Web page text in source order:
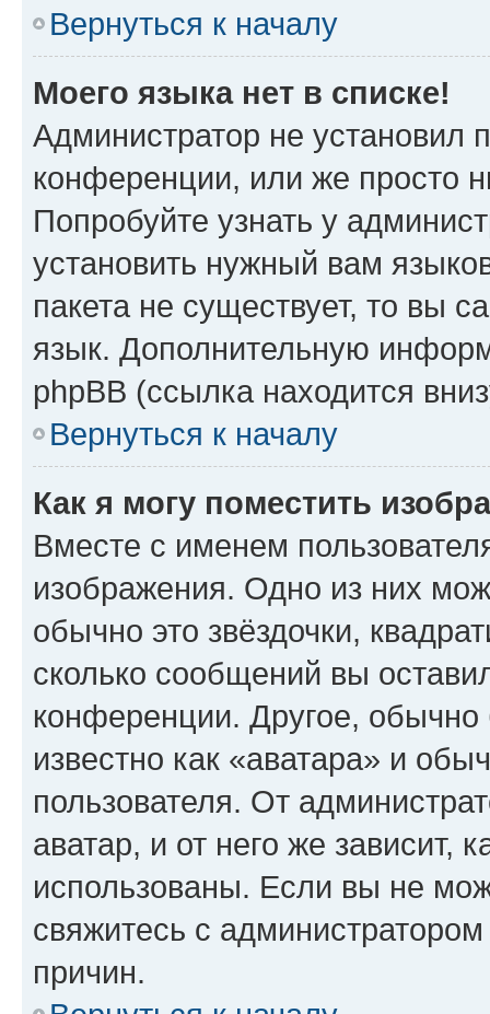
Вернуться к началу
Моего языка нет в списке!
Администратор не установил
конференции, или же просто
Попробуйте узнать у
установить нужный вам
пакета не существует, то вы
язык. Дополнительную
phpBB (ссылка находится
Вернуться к началу
Как я могу поместить
Вместе с именем
изображения. Одно из них
обычно это звёздочки,
сколько сообщений вы
конференции. Другое,
известно как «аватара» и
пользователя. От
аватар, и от него же зависит,
использованы. Если вы не
свяжитесь с
причин.